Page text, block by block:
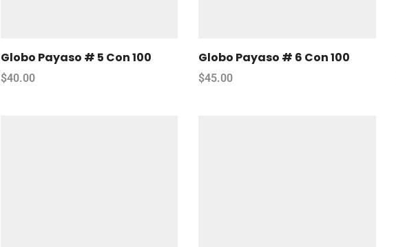
Globo Payaso # 5 Con 100
$40.00
Globo Payaso # 6 Con 100
$45.00